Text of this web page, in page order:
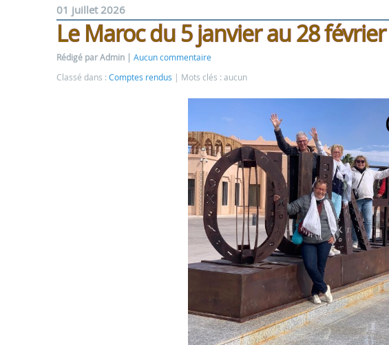
01 juillet 2026
Le Maroc du 5 janvier au 28
Rédigé par Admin
Aucun commentaire
Classé dans : Comptes rendus Mots clés : aucun